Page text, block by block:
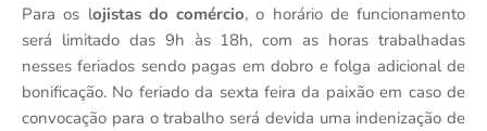
Para os lojistas do comércio, o horário de funcionamento
será limitado das 9h às 18h, com as horas trabalhadas
nesses feriados sendo pagas em dobro e folga adicional de
bonificação. No feriado da sexta feira da paixão em caso de
convocação para o trabalho será devida uma indenização de